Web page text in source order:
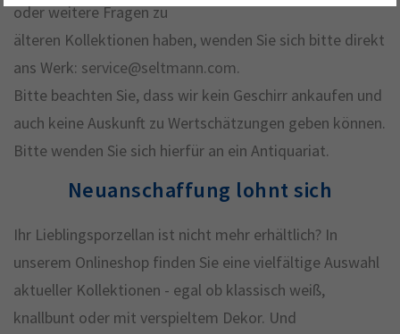
oder weitere Fragen zu
älteren Kollektionen haben, wenden Sie sich bitte direkt
ans Werk: service@seltmann.com.
Bitte beachten Sie, dass wir kein Geschirr ankaufen und
auch keine Auskunft zu Wertschätzungen geben können.
Bitte wenden Sie sich hierfür an ein Antiquariat.
Neuanschaffung lohnt sich
Ihr Lieblingsporzellan ist nicht mehr erhältlich? In
unserem Onlineshop finden Sie eine vielfältige Auswahl
aktueller Kollektionen - egal ob klassisch weiß,
knallbunt oder mit verspieltem Dekor. Und